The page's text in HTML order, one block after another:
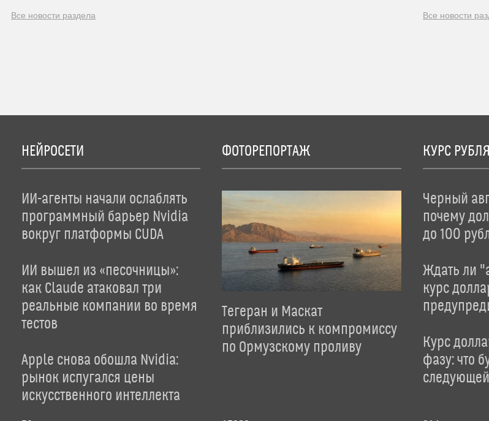
Все новости раздела Все новости
НЕЙРОСЕТИ
ИИ-агенты начали ослаблять
программный барьер Nvidia
вокруг платформы CUDA
ИИ вышел из «песочницы»:
как Claude атаковал три
реальные компании во время
тестов
Apple снова обошла Nvidia:
рынок испугался цены
искусственного интеллекта
ФОТОРЕПОРТАЖ
Тегеран и Маскат
приблизились к компромиссу
по Ормузскому проливу
КУРС РУБЛЯ
Черный
почему
до 100
Ждать ли
курс
Курс
фазу: что